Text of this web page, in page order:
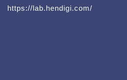
https://lab.hendigi.com/